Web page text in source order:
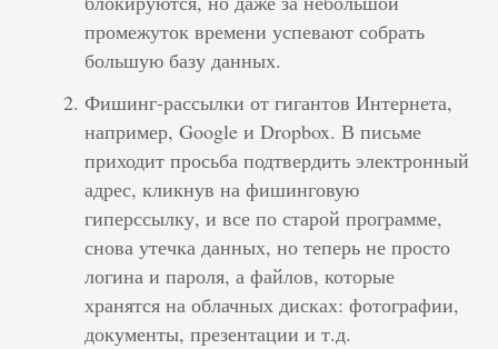
промежуток времени успевают собрать
большую базу данных.
Фишинг-рассылки от гигантов Интернета,
например, Google и Dropbox. В письме
приходит просьба подтвердить электронный
адрес, кликнув на фишинговую
гиперссылку, и все по старой программе,
снова утечка данных, но теперь не просто
логина и пароля, а файлов, которые
хранятся на облачных дисках: фотографии,
документы, презентации и т.д.